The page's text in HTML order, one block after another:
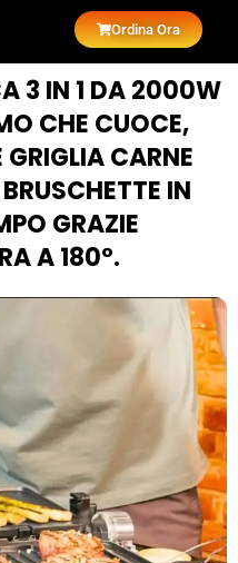
Ordina Ora
3 IN 1 DA 2000W
CHE CUOCE,
CARNE
IN
GRAZIE
A 180°.